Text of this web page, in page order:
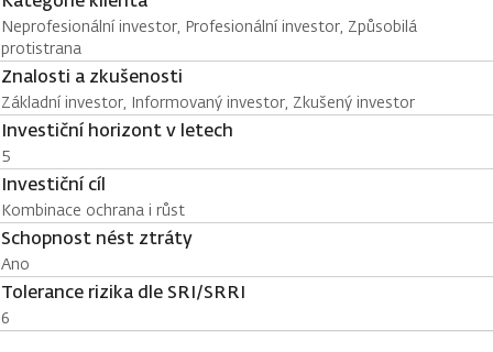
Neprofesionální investor, Profesionální investor, Způsobilá
protistrana
Znalosti a zkušenosti
Základní investor, Informovaný investor, Zkušený investor
Investiční horizont v letech
5
Investiční cíl
Kombinace ochrana i růst
Schopnost nést ztráty
Ano
Tolerance rizika dle SRI/SRRI
6